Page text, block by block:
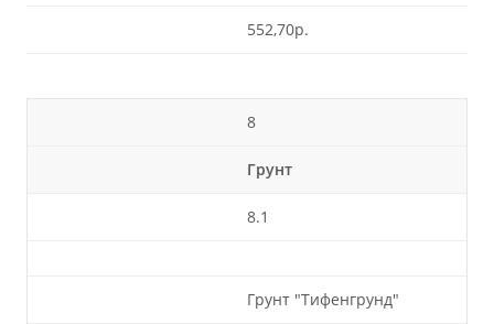
552,70р.
8
Грунт
8.1
Грунт "Тифенгрунд"